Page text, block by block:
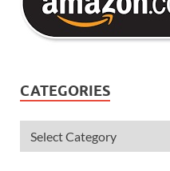
CATEGORIES